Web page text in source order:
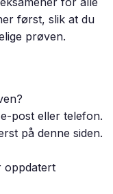
først, slik at du
prøven.
post eller telefon.
på denne siden.
oppdatert